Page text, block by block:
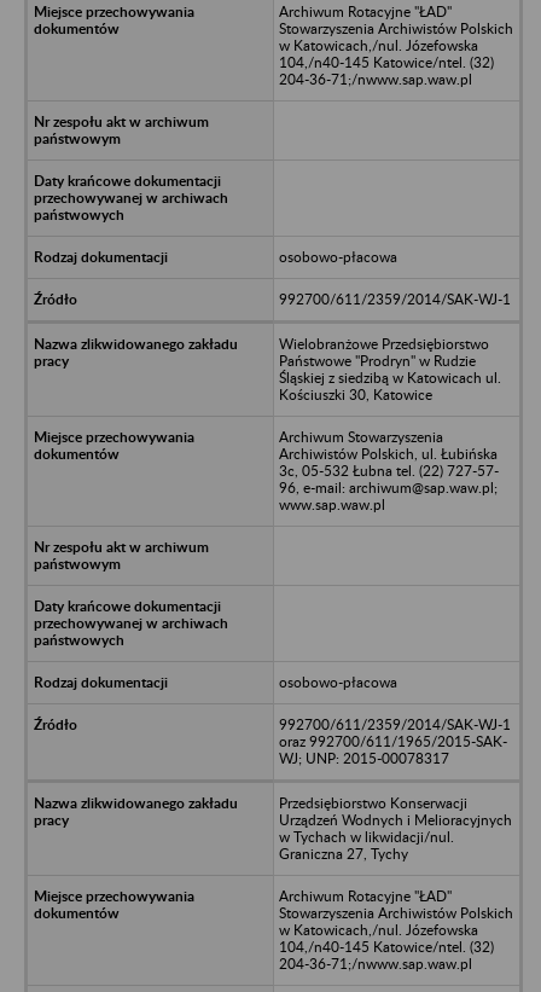
Archiwum Rotacyjne "ŁAD"
Stowarzyszenia Archiwistów Polskich
w Katowicach,/nul. Józefowska
104,/n40-145 Katowice/ntel. (32)
204-36-71;/nwww.sap.waw.pl
osobowo-płacowa
992700/611/2359/2014/SAK-WJ-1
Wielobranżowe Przedsiębiorstwo
Państwowe "Prodryn" w Rudzie
Śląskiej z siedzibą w Katowicach ul.
Kościuszki 30, Katowice
Archiwum Stowarzyszenia
Archiwistów Polskich, ul. Łubińska
3c, 05-532 Łubna tel. (22) 727-57-
96, e-mail: archiwum@sap.waw.pl;
www.sap.waw.pl
osobowo-płacowa
992700/611/2359/2014/SAK-WJ-1
oraz 992700/611/1965/2015-SAK-
WJ; UNP: 2015-00078317
Przedsiębiorstwo Konserwacji
Urządzeń Wodnych i Melioracyjnych
w Tychach w likwidacji/nul.
Graniczna 27, Tychy
Archiwum Rotacyjne "ŁAD"
Stowarzyszenia Archiwistów Polskich
w Katowicach,/nul. Józefowska
104,/n40-145 Katowice/ntel. (32)
204-36-71;/nwww.sap.waw.pl